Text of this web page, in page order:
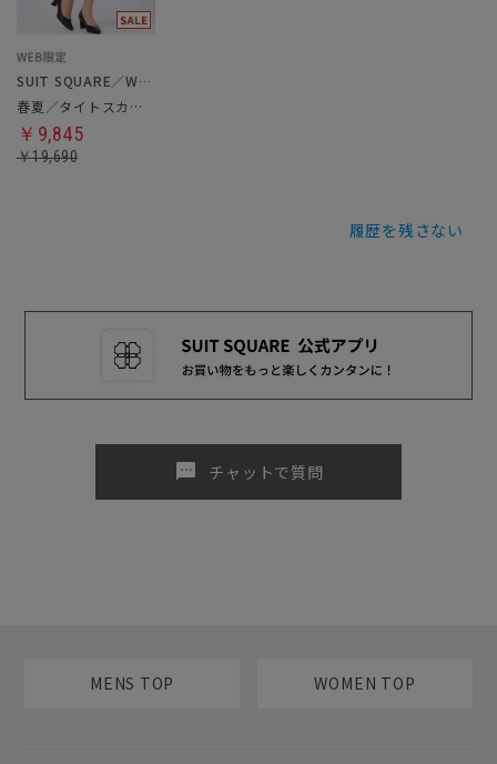
SUIT SQUARE／WHITE
春夏／タイトスカート
￥9,845
￥19,690
履歴を残さない
sms チャットで質問
MENS TOP WOMEN TOP